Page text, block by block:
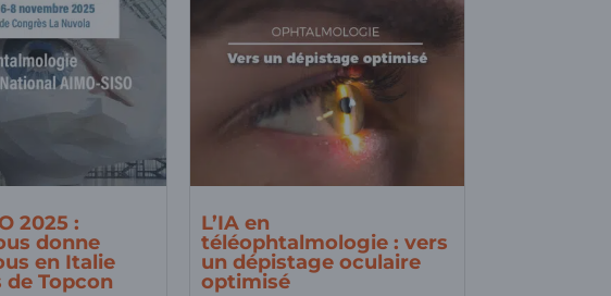
2025 :
donne
en Italie
Topcon
L’IA en
téléophtalmologie : vers
un dépistage oculaire
optimisé